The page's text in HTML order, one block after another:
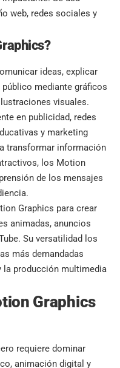
web, redes sociales y
ideas, explicar
mediante gráficos
visuales.
en publicidad, redes
y marketing
transformar información
los Motion
de los mensajes
Graphics para crear
animadas, anuncios
Su versatilidad los
más demandadas
la producción multimedia
Graphics
requiere dominar
animación digital y